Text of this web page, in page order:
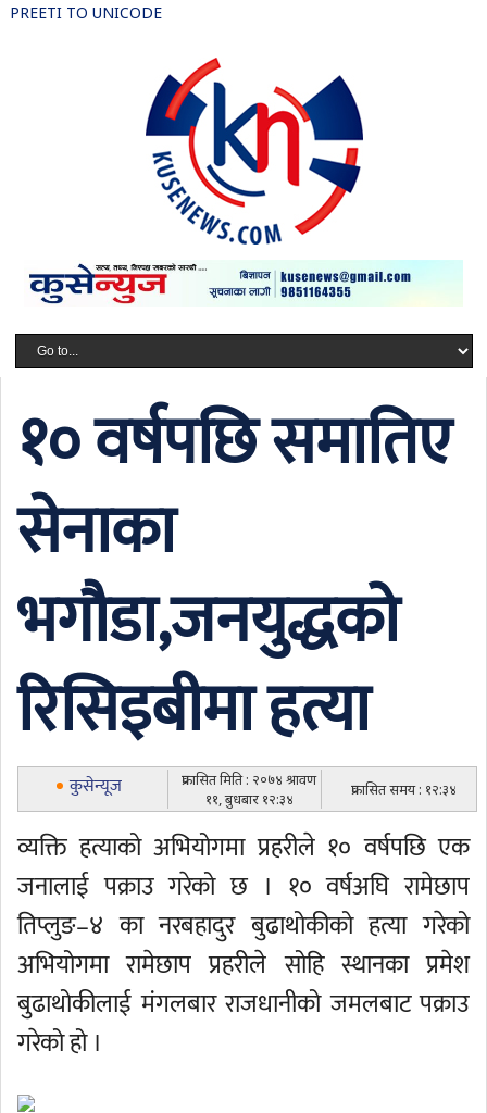
PREETI TO UNICODE
१० वर्षपछि समातिए
सेनाका
भगौडा,जनयुद्धको
रिसिइबीमा हत्या
कुसेन्यूज
प्रकासित मिति : २०७४ श्रावण
११, बुधबार १२:३४
प्रकासित समय : १२:३४
व्यक्ति हत्याको अभियोगमा प्रहरीले १० वर्षपछि एक
जनालाई पक्राउ गरेको छ । १० वर्षअघि रामेछाप
तिप्लुङ–४ का नरबहादुर बुढाथोकीको हत्या गरेको
अभियोगमा रामेछाप प्रहरीले सोहि स्थानका प्रमेश
बुढाथोकीलाई मंगलबार राजधानीको जमलबाट पक्राउ
गरेको हो ।